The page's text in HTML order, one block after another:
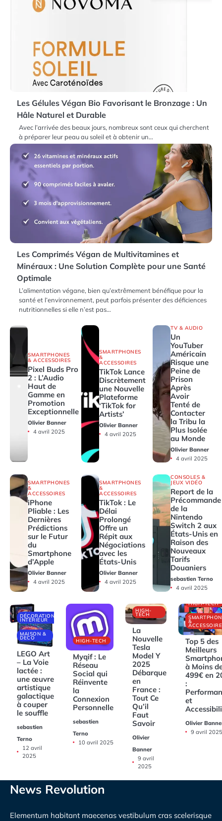
Les Gélules Végan Bio Favorisant le Bronzage : Un
Hâle Naturel et Durable
Avec l’arrivée des beaux jours, nombreux sont ceux qui cherchent
à préparer leur peau au soleil et à obtenir un…
Les Comprimés Végan de Multivitamines et
Minéraux : Une Solution Complète pour une Santé
Optimale
L’alimentation végane, bien qu’extrêmement bénéfique pour la
santé et l’environnement, peut parfois présenter des déficiences
nutritionnelles si elle n’est pas…
SMARTPHONES
& ACCESSOIRES
Pixel Buds Pro
2 : L’Audio
Haut de
Gamme en
Promotion
Exceptionnelle
Olivier Banner
4 avril 2025
SMARTPHONES
&
ACCESSOIRES
TikTok Lance
Discrètement
une Nouvelle
Plateforme
‘TikTok for
Artists’
Olivier Banner
4 avril 2025
TV & AUDIO
Un
YouTuber
Américain
Risque une
Peine de
Prison
Après
Avoir
Tenté de
Contacter
la Tribu la
Plus Isolée
au Monde
Olivier Banner
4 avril 2025
SMARTPHONES
&
ACCESSOIRES
iPhone
Pliable : Les
Dernières
Prédictions
sur le Futur
du
Smartphone
d’Apple
Olivier Banner
4 avril 2025
SMARTPHONES
&
ACCESSOIRES
TikTok : Le
Délai
Prolongé
Offre un
Répit aux
Négociations
avec les
États-Unis
Olivier Banner
4 avril 2025
CONSOLES &
JEUX VIDÉO
Report de la
Précommande
de la
Nintendo
Switch 2 aux
États-Unis en
Raison des
Nouveaux
Tarifs
Douaniers
sebastien Terno
4 avril 2025
DÉCORATIONS
INTÉRIEUR
MAISON &
DECO
LEGO Art
– La Voie
lactée :
une œuvre
artistique
galactique
à couper
le souffle
sebastien
Terno
12 avril
2025
HIGH-TECH
Myqif : Le
Réseau
Social qui
Réinvente
la
Connexion
Personnelle
sebastien
Terno
10 avril 2025
HIGH-
TECH
La
Nouvelle
Tesla
Model Y
2025
Débarque
en
France :
Tout Ce
Qu’il
Faut
Savoir
Olivier
Banner
9 avril
2025
HIGH-TECH
&
Top 5 des
Meilleurs
à Moins
499€ en
:
et
Olivier
9 avril 2025
News Revolution
Elementum habitant maecenas vestibulum cras scelerisque